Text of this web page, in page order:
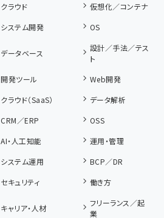
クラウド
仮想化／コンテナ
システム開発 OS
データベース
設計／手法／テス
ト
開発ツール
Web開発
クラウド（SaaS）
データ解析
CRM／ERP
OSS
AI・人工知能
運用・管理
システム運用
BCP／DR
セキュリティ 働き方
キャリア・人材
フリーランス／起
業